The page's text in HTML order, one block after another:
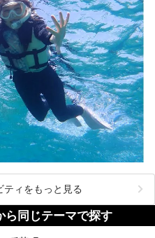
ティをもっと見る
ら同じテーマで探す